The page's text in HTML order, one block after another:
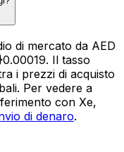
di mercato da AED
i prezzi di acquisto
Per vedere a
con Xe,
di denaro.